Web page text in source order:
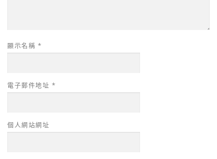
顯示名稱 *
電子郵件地址 *
個人網站網址